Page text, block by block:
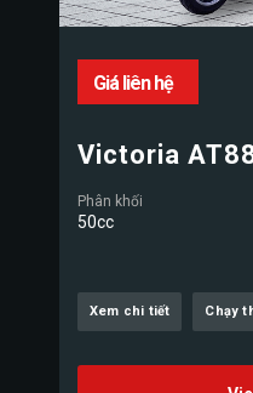
Giá liên hệ
Victoria
Phân khối
50cc
Xem chi tiết Chạy